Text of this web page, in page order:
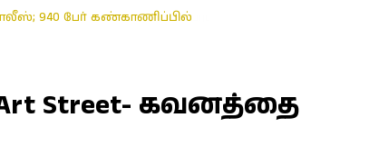
940 பேர் கண்காணிப்பில்
Street- கவனத்தை